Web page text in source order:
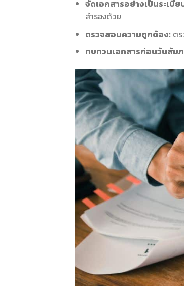
จัดเอกสารอย่างเป็นระเบีย
สำรองด้วย
ตรวจสอบความถูกต้อง: ต
ทบทวนเอกสารก่อนวันสัม